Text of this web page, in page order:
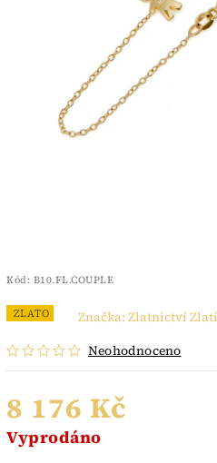
Kód: B10.FL.COUPLE
ZLATO
Neohodnoceno
Značka: Zlatnictví
8 176 Kč
Vyprodáno